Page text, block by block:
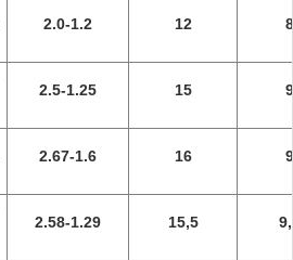
2.0-1.2 12 8
2.5-1.25 15 9
2.67-1.6 16 9
2.58-1.29 15,5